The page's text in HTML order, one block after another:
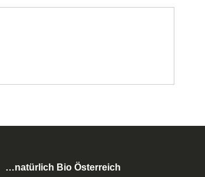
…natürlich Bio Österreich